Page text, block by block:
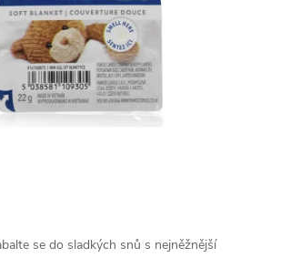
se do sladkých snů s nejněžnější